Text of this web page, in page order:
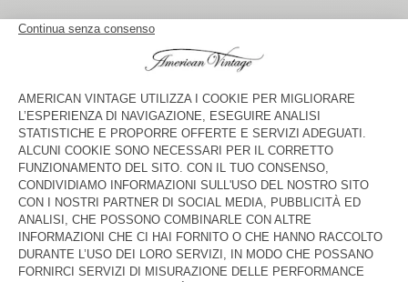
TOP DONNA TOTITOUK
€ 65
TOP DONNA LUABIRD
€ 95
€ 33,25
TOP DONNA YSOLI
€ 75
€ 26,25
TOP DONNA SCAROW
€ 75
€ 26,25
TOP DONNA DETOWN
€ 65
€ 23,40
TOP DONNA ANKAZ
€ 160
€ 96
TOP DONNA OYOBAY
€ 65
€ 22,75
TOP DONNA OTBEACH
€ 85
€ 28,90
TOP DONNA DETOWN
€ 100
€ 35